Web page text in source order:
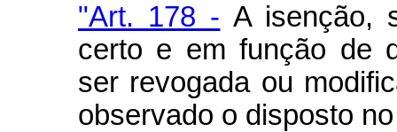
"Art. 178 - A isenção,
certo e em função de
ser revogada ou
observado o disposto